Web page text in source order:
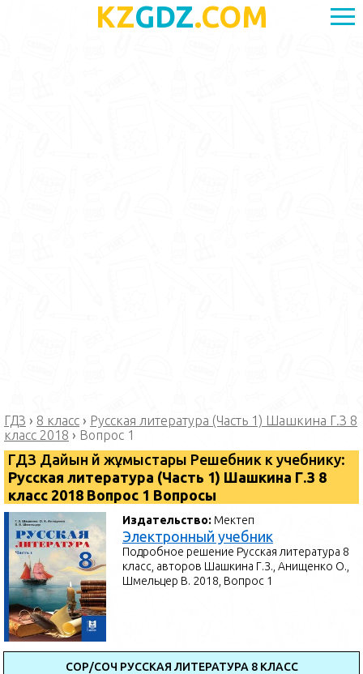
KZGDZ.COM
ГДЗ › 8 класс › Русская литература (Часть 1) Шашкина Г.З 8
класс 2018 › Вопрос 1
ГДЗ Дайын үй жұмыстары Решебник к учебнику:
Русская литература (Часть 1) Шашкина Г.З 8
класс 2018 Вопрос 1 Вопросы
Издательство: Мектеп
Электронный учебник
Подробное решение Русская литература 8
класс, авторов Шашкина Г.З., Анищенко О.,
Шмельцер В. 2018, Вопрос 1
СОР/СОЧ РУССКАЯ ЛИТЕРАТУРА 8 КЛАСС